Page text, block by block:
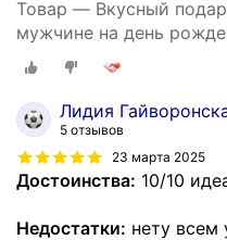
Товар — Вкусный
мужчине на день
Лидия
5 отзывов
23 марта 2025
Достоинства: 10/10
Недостатки: нету всем